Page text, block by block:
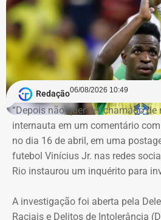
segurança jurídica
Um dos pontos de destaque no
atribuição de efeitos retroativos a
Segundo a portaria, a medida
regularizar decisões de gestão e
vinham sendo praticados pelos
desde o mês passado. O fundo
na necessidade de preservar a
público, a eficiência e a
operações.
Prazos rigorosos
Redação06/08/2026 10:49
“Depois não quer ser chamado de
internauta em um comentário
no dia 16 de abril, em uma
futebol Vinícius Jr. nas redes
Rio instaurou um inquérito para
A investigação foi aberta pela
Raciais e Delitos de Intolerância